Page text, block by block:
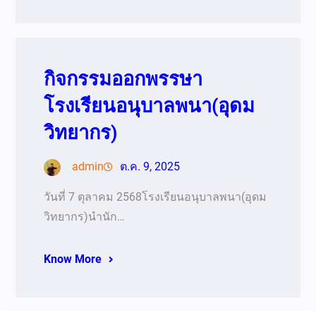
กิจกรรมออกพรรษา
โรงเรียนอนุบาลพนา(อุดม
วิทยากร)
admin ต.ค. 9, 2025
วันที่ 7 ตุลาคม 2568โรงเรียนอนุบาลพนา(อุดม
วิทยากร)นำนัก…
Know More